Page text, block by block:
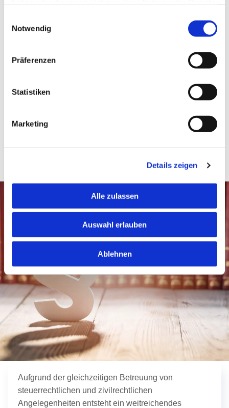
Notwendig
Präferenzen
Statistiken
Marketing
Details zeigen
Alle zulassen
Auswahl erlauben
Ablehnen
notarieller Tätigkeiten im Erb-, Familien-, Grundstücks- und
Gesellschaftsrecht. Wir stehen hier für kurze Wege und
eine umfassende steuer- und zivilrechtliche Begleitung aus
mittelständischen Bereich oder als Freiberufler profitieren
Privatleuten kommt die Ausrichtung der Kanzlei Uta Raabe
speziell bei erbrechtlichen, arbeitsrechtlichen und
Aufgrund der gleichzeitigen Betreuung von
steuerrechtlichen und zivilrechtlichen
Angelegenheiten entsteht ein weitreichendes